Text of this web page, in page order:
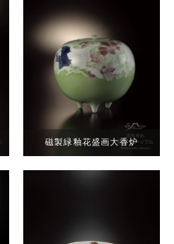
磁製緑釉花盛画大香炉